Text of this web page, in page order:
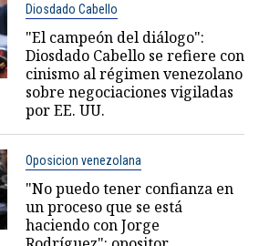
Diosdado Cabello
"El campeón del diálogo":
Diosdado Cabello se refiere con
cinismo al régimen venezolano
sobre negociaciones vigiladas
por EE. UU.
Oposicion venezolana
"No puedo tener confianza en
un proceso que se está
haciendo con Jorge